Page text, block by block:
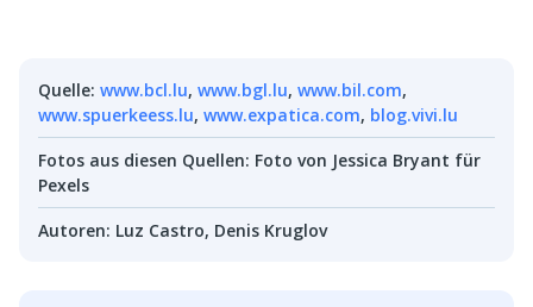
Quelle: www.bcl.lu, www.bgl.lu, www.bil.com,
www.spuerkeess.lu, www.expatica.com, blog.vivi.lu
Fotos aus diesen Quellen: Foto von Jessica Bryant für
Pexels
Autoren: Luz Castro, Denis Kruglov